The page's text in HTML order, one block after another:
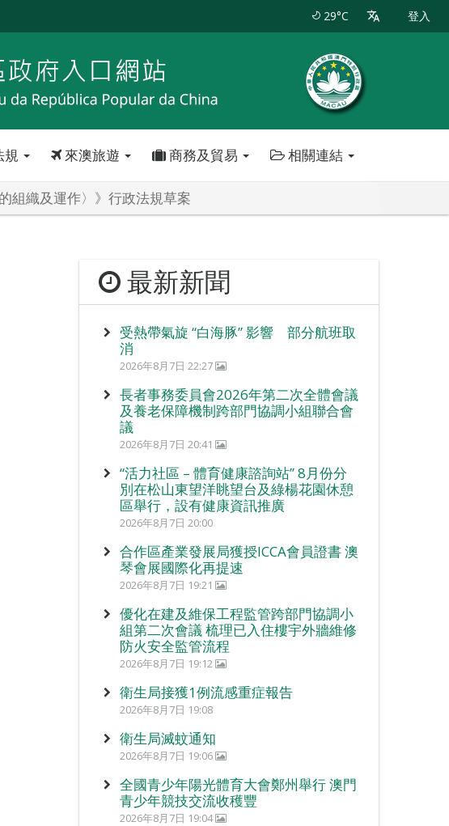
29°C 登入
規 來澳旅遊 商務及貿易 相關連結
組織及運作〉》行政法規草案
最新新聞
受熱帶氣旋 “白海豚” 影響 部分航班取
消
2026年8月7日 22:27
長者事務委員會2026年第二次全體會議
及養老保障機制跨部門協調小組聯合會
議
2026年8月7日 20:41
“活力社區 – 體育健康諮詢站” 8月份分
別在松山東望洋眺望台及綠楊花園休憩
區舉行，設有健康資訊推廣
2026年8月7日 20:00
合作區產業發展局獲授ICCA會員證書 澳
琴會展國際化再提速
2026年8月7日 19:21
優化在建及維保工程監管跨部門協調小
組第二次會議 梳理已入住樓宇外牆維修
防火安全監管流程
2026年8月7日 19:12
衛生局接獲1例流感重症報告
2026年8月7日 19:08
衛生局滅蚊通知
2026年8月7日 19:06
全國青少年陽光體育大會鄭州舉行 澳門
青少年競技交流收穫豐
2026年8月7日 19:04